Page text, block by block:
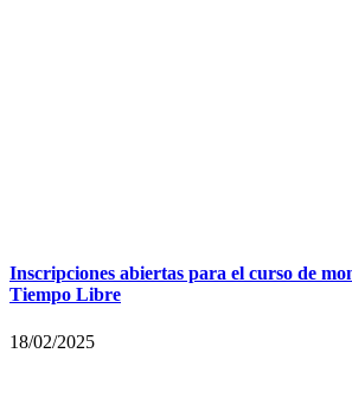
Inscripciones abiertas para el curso de
Tiempo Libre
18/02/2025